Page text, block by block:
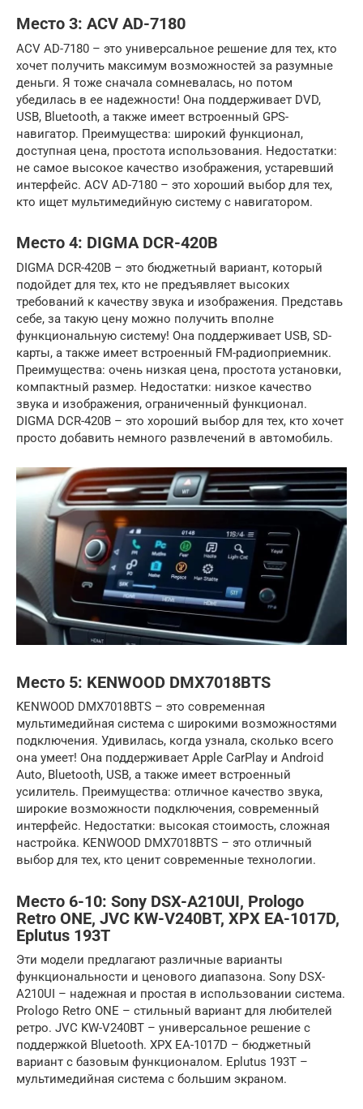
Место 3: ACV AD-7180
ACV AD-7180 – это универсальное решение для тех, кто
хочет получить максимум возможностей за разумные
деньги. Я тоже сначала сомневалась, но потом
убедилась в ее надежности! Она поддерживает DVD,
USB, Bluetooth, а также имеет встроенный GPS-
навигатор. Преимущества: широкий функционал,
доступная цена, простота использования. Недостатки:
не самое высокое качество изображения, устаревший
интерфейс. ACV AD-7180 – это хороший выбор для тех,
кто ищет мультимедийную систему с навигатором.
Место 4: DIGMA DCR-420B
DIGMA DCR-420B – это бюджетный вариант, который
подойдет для тех, кто не предъявляет высоких
требований к качеству звука и изображения. Представь
себе, за такую цену можно получить вполне
функциональную систему! Она поддерживает USB, SD-
карты, а также имеет встроенный FM-радиоприемник.
Преимущества: очень низкая цена, простота установки,
компактный размер. Недостатки: низкое качество
звука и изображения, ограниченный функционал.
DIGMA DCR-420B – это хороший выбор для тех, кто хочет
просто добавить немного развлечений в автомобиль.
Место 5: KENWOOD DMX7018BTS
KENWOOD DMX7018BTS – это современная
мультимедийная система с широкими возможностями
подключения. Удивилась, когда узнала, сколько всего
она умеет! Она поддерживает Apple CarPlay и Android
Auto, Bluetooth, USB, а также имеет встроенный
усилитель. Преимущества: отличное качество звука,
широкие возможности подключения, современный
интерфейс. Недостатки: высокая стоимость, сложная
настройка. KENWOOD DMX7018BTS – это отличный
выбор для тех, кто ценит современные технологии.
Место 6-10: Sony DSX-A210UI, Prologo
Retro ONE, JVC KW-V240BT, XPX EA-1017D,
Eplutus 193T
Эти модели предлагают различные варианты
функциональности и ценового диапазона. Sony DSX-
A210UI – надежная и простая в использовании система.
Prologo Retro ONE – стильный вариант для любителей
ретро. JVC KW-V240BT – универсальное решение с
поддержкой Bluetooth. XPX EA-1017D – бюджетный
вариант с базовым функционалом. Eplutus 193T –
мультимедийная система с большим экраном.